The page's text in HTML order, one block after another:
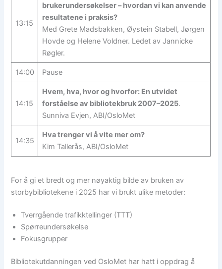
13:15
brukerundersøkelser – hvordan vi kan anvende
resultatene i praksis?
Med Grete Madsbakken, Øystein Stabell, Jørgen
Hovde og Helene Voldner. Ledet av Jannicke
Røgler.
14:00 Pause
14:15
Hvem, hva, hvor og hvorfor: En utvidet
forståelse av bibliotekbruk 2007–2025.
Sunniva Evjen, ABI/OsloMet
14:35
Hva trenger vi å vite mer om?
Kim Tallerås, ABI/OsloMet
For å gi et bredt og mer nøyaktig bilde av bruken av
storbybibliotekene i 2025 har vi brukt ulike metoder:
Tverrgående trafikktellinger (TTT)
Spørreundersøkelse
Fokusgrupper
Bibliotekutdanningen ved OsloMet har hatt i oppdrag å